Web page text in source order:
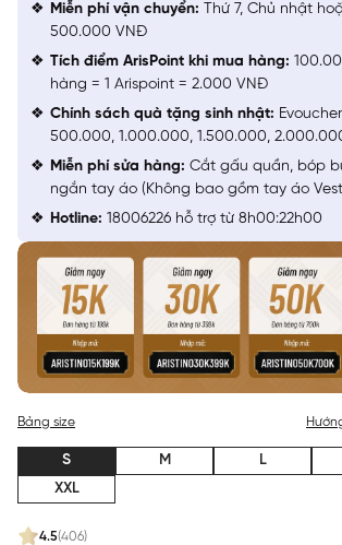
4.5(406)
Bảng size
S M L
XXL
Miễn phí vận chuyển: Thứ 7, Chủ nhật
500.000 VNĐ
Tích điểm ArisPoint khi mua hàng:
hàng = 1 Arispoint = 2.000 VNĐ
Chính sách quà tặng sinh nhật:
500.000, 1.000.000, 1.500.000,
Miễn phí sửa hàng: Cắt gấu quần, bóp
ngắn tay áo (Không bao gồm tay áo
Hotline: 18006226 hỗ trợ từ 8h00:22h00